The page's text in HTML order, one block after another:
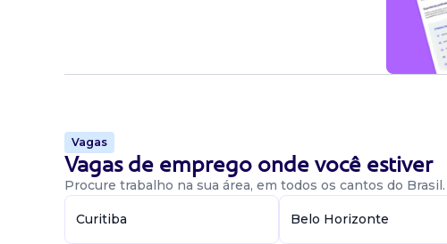
Vagas
Vagas de emprego onde você estiver
Procure trabalho na sua área, em todos os cantos do Brasil.
Curitiba Belo Horizonte